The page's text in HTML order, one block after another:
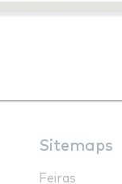
Sitemaps
Feiras